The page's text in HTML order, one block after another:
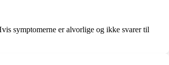
symptomerne er alvorlige og ikke svarer til